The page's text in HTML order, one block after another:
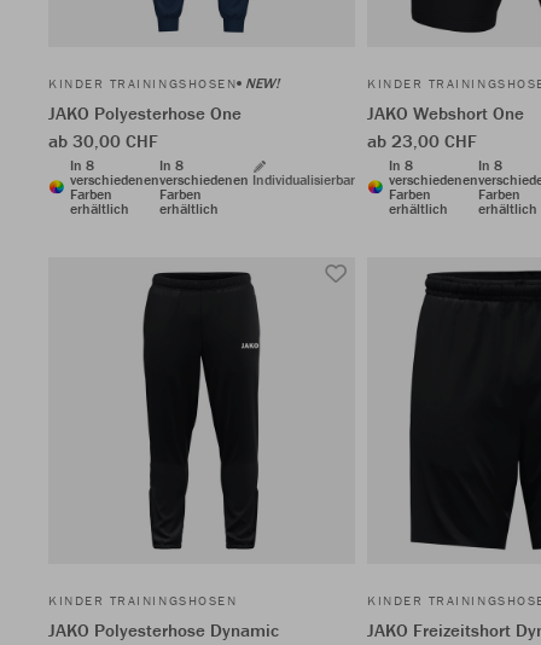
KINDER TRAININGSHOSEN NEW!
JAKO Polyesterhose One
ab 30,00 CHF
In 8
verschiedenen
Farben
erhältlich
In 8
verschiedenen
Farben
erhältlich
Individualisierbar
KINDER
JAKO Webshort One
ab 23,00 CHF
In 8
verschiedenen
Farben
erhältlich
In 8
Farben
erhältlich
KINDER TRAININGSHOSEN
JAKO Polyesterhose Dynamic
KINDER
JAKO Freizeitshort